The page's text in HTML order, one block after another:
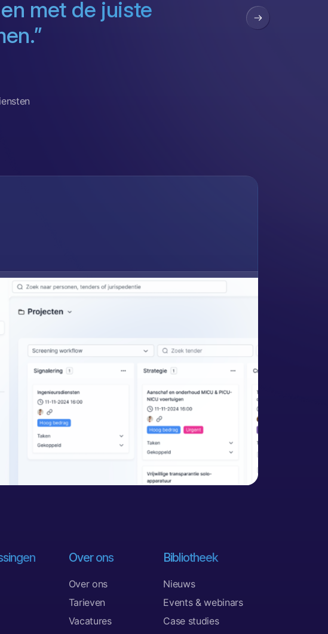
met de juiste
Over ons
Over ons
Tarieven
Vacatures
Bibliotheek
Nieuws
Events & webinars
Case studies